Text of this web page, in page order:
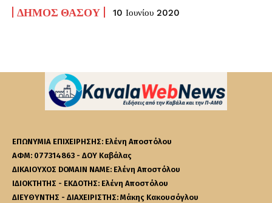
ΔΉΜΟΣ ΘΆΣΟΥ 10 Ιουνίου 2020
ΕΠΩΝΥΜΙΑ ΕΠΙΧΕΙΡΗΣΗΣ: Ελένη Αποστόλου
ΑΦΜ: 077314863 - ΔΟΥ Καβάλας
ΔΙΚΑΙΟΥΧΟΣ DOMAIN NAME: Ελένη Αποστόλου
ΙΔΙΟΚΤΗΤΗΣ - ΕΚΔΟΤΗΣ: Ελένη Αποστόλου
ΔΙΕΥΘΥΝΤΗΣ - ΔΙΑΧΕΙΡΙΣΤΗΣ: Μάκης Κακουσόγλου